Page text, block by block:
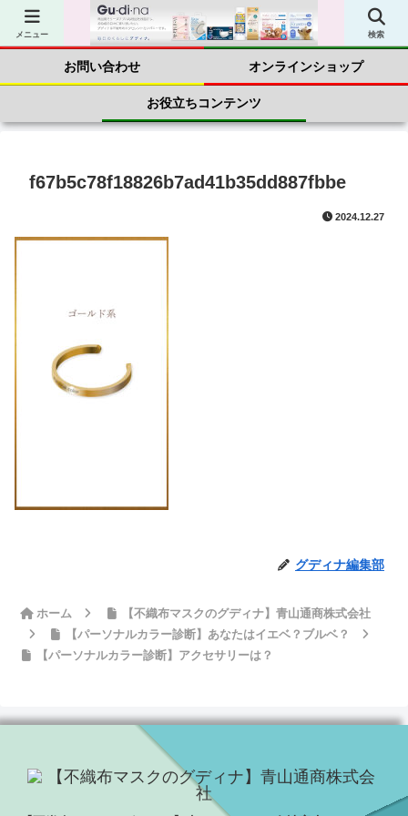
商品案内 会社案内
お問い合わせ オンラインショップ
お役立ちコンテンツ
f67b5c78f18826b7ad41b35dd887fbbe
2024.12.27
グディナ編集部
ホーム
【不織布マスクのグディナ】青山通商株式会社
【パーソナルカラー診断】あなたはイエベ？ブルベ？
【パーソナルカラー診断】アクセサリーは？
メニュー 検索